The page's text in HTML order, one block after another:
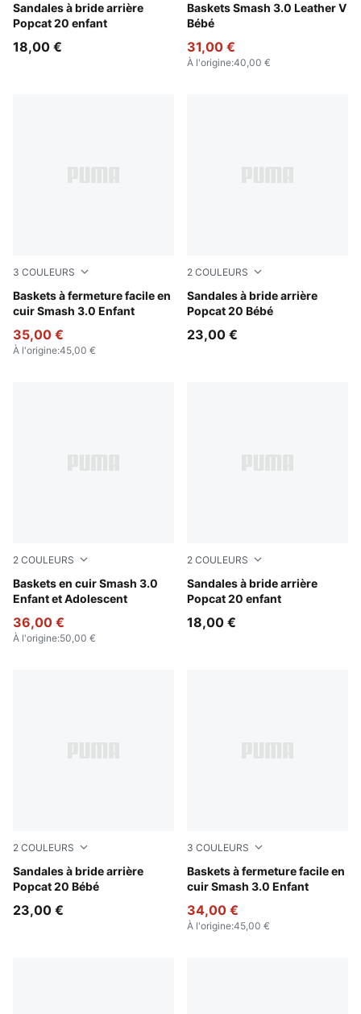
Sandales à bride arrière
Popcat 20 enfant
PUMA White-Green Fruit-Racing Blue
18,00 €
Baskets Smash 3.0 Leather V
Bébé
PUMA Black-PUMA White
31,00 €
À l'origine:40,00 €
3 COULEURS
Baskets à fermeture facile en
cuir Smash 3.0 Enfant
PUMA Black-PUMA White
35,00 €
À l'origine:45,00 €
2 COULEURS
Sandales à bride arrière
Popcat 20 Bébé
PUMA White-Green Fruit-
23,00 €
2 COULEURS
Baskets en cuir Smash 3.0
Enfant et Adolescent
PUMA Black-Shadow Gray
36,00 €
À l'origine:50,00 €
2 COULEURS
Sandales à bride arrière
Popcat 20 enfant
PUMA White-Wild Pink-Wild
18,00 €
2 COULEURS
Sandales à bride arrière
Popcat 20 Bébé
PUMA White-Wild Pink-Wild Pink
23,00 €
3 COULEURS
Baskets à fermeture facile en
cuir Smash 3.0 Enfant
PUMA Black-Shadow Gray
34,00 €
À l'origine:45,00 €